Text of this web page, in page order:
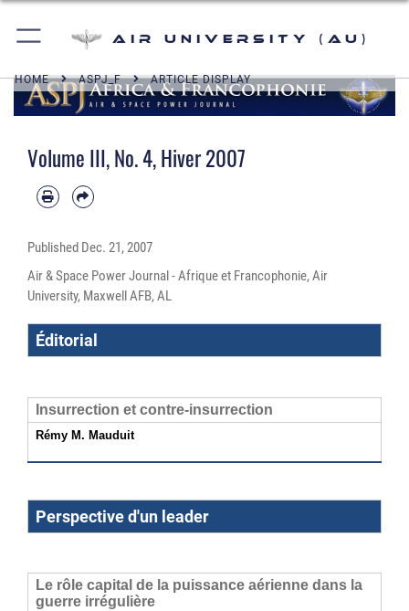
Air University (AU)
HOME ASPJ_F ARTICLE DISPLAY
Volume III, No. 4, Hiver 2007
Published Dec. 21, 2007
Air & Space Power Journal - Afrique et Francophonie, Air
University, Maxwell AFB, AL
Éditorial
Insurrection et contre-insurrection
Rémy M. Mauduit
Perspective d'un leader
Le rôle capital de la puissance aérienne dans la
guerre irrégulière